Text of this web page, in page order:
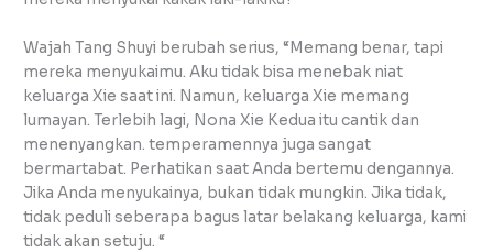
Wajah Tang Shuyi berubah serius, “Memang benar, tapi
mereka menyukaimu. Aku tidak bisa menebak niat
keluarga Xie saat ini. Namun, keluarga Xie memang
lumayan. Terlebih lagi, Nona Xie Kedua itu cantik dan
menenyangkan. temperamennya juga sangat
bermartabat. Perhatikan saat Anda bertemu dengannya.
Jika Anda menyukainya, bukan tidak mungkin. Jika tidak,
tidak peduli seberapa bagus latar belakang keluarga, kami
tidak akan setuju. “